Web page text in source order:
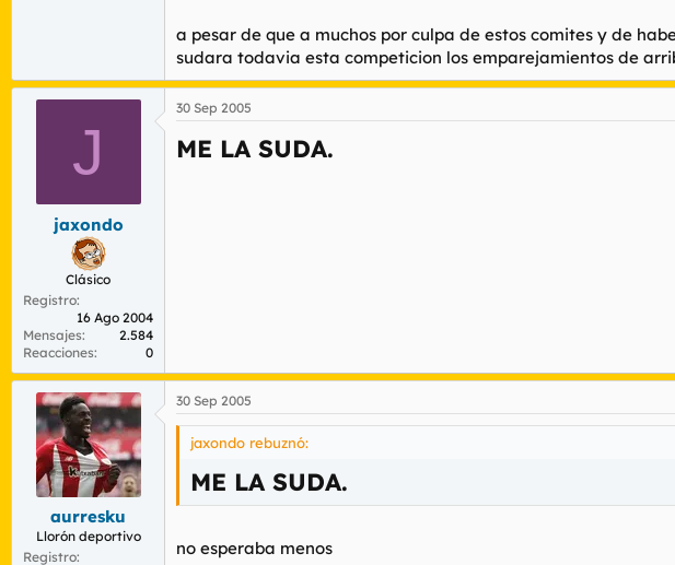
a pesar de que a muchos por culpa de estos comites y de
sudara todavia esta competicion los emparejamientos de
J
jaxondo
Clásico
Registro
16 Ago 2004
Mensajes
2.584
Reacciones
0
30 Sep 2005
ME LA SUDA.
aurresku
Llorón deportivo
Registro
30 Sep 2005
jaxondo rebuznó:
ME LA SUDA.
no esperaba menos